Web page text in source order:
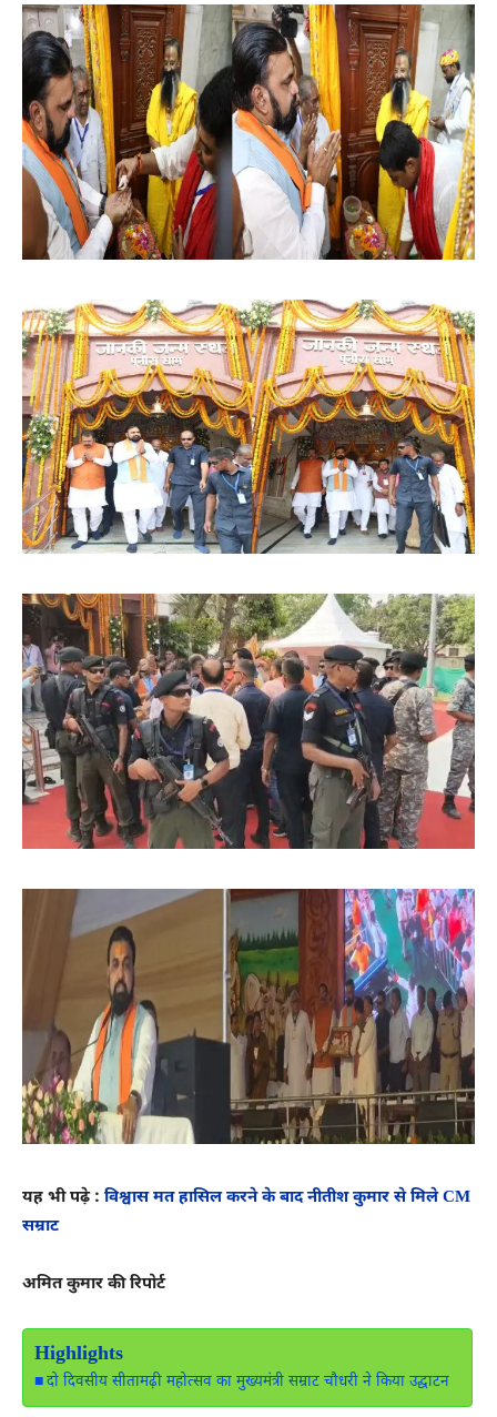
यह भी पढ़े : विश्वास मत हासिल करने के बाद नीतीश कुमार से मिले CM
सम्राट
अमित कुमार की रिपोर्ट
Highlights
दो दिवसीय सीतामढ़ी महोत्सव का मुख्यमंत्री सम्राट चौधरी ने किया उद्घाटन